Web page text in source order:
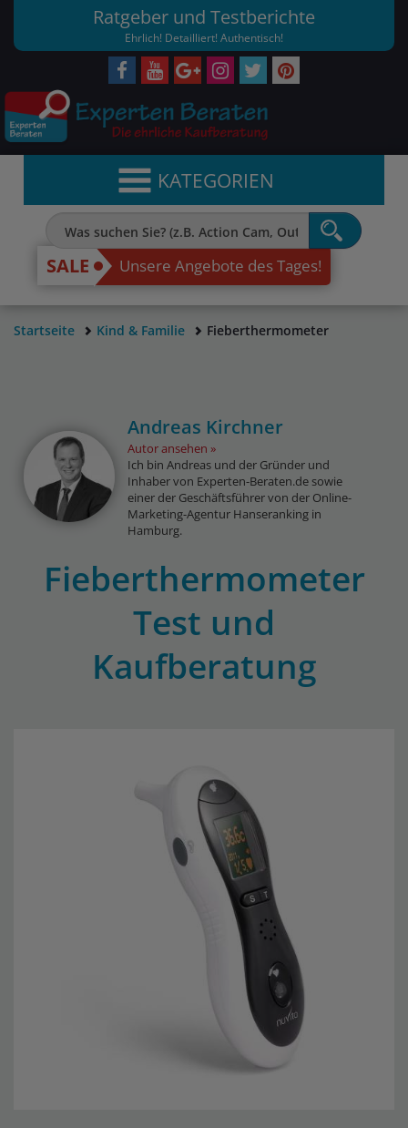
Ratgeber und Testberichte
Ehrlich! Detailliert! Authentisch!
KATEGORIEN
SALE Unsere Angebote des Tages!
Startseite Kind & Familie Fieberthermometer
Andreas Kirchner
Autor ansehen
Ich bin Andreas und der Gründer und
Inhaber von Experten-Beraten.de sowie
einer der Geschäftsführer von der Online-
Marketing-Agentur Hanseranking in
Hamburg.
Fieberthermometer
Test und
Kaufberatung